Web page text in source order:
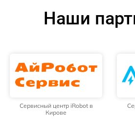
Наши
Сервисный центр iRobot в
Кирове